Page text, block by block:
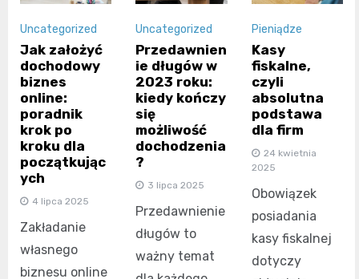
Uncategorized
Jak założyć
dochodowy
biznes
online:
poradnik
krok po
kroku dla
początkując
ych
4 lipca 2025
Zakładanie
własnego
biznesu online
Uncategorized
Przedawnien
ie długów w
2023 roku:
kiedy kończy
się
możliwość
dochodzenia
?
3 lipca 2025
Przedawnienie
długów to
ważny temat
Pieniądze
Kasy
fiskalne,
czyli
absolutna
podstawa
dla firm
24 kwietnia
2025
Obowiązek
posiadania
kasy fiskalnej
dotyczy